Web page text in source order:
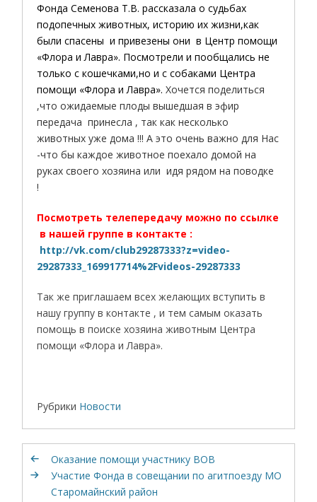
Фонда Семенова Т.В. рассказала о судьбах
подопечных животных, историю их жизни,как
были спасены и привезены они в Центр помощи
«Флора и Лавра». Посмотрели и пообщались не
только с кошечками,но и с собаками Центра
помощи «Флора и Лавра».Хочется поделиться
,что ожидаемые плоды вышедшая в эфир
передача принесла , так как несколько
животных уже дома !!! А это очень важно для Нас
-что бы каждое животное поехало домой на
руках своего хозяина или идя рядом на поводке
!
Посмотреть телепередачу можно по ссылке
в нашей группе в контакте :
http://vk.com/club29287333?z=video-
29287333_169917714%2Fvideos-29287333
Так же приглашаем всех желающих вступить в
нашу группу в контакте , и тем самым оказать
помощь в поиске хозяина животным Центра
помощи «Флора и Лавра».
Рубрики Новости
Оказание помощи участнику ВОВ
Участие Фонда в совещании по агитпоезду МО
Старомайнский район